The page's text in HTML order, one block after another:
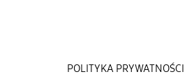
POLITYKA PRYWATNOŚCI